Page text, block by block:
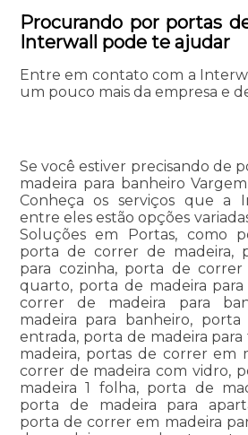
Procurando por portas
Interwall pode te ajudar
Entre em contato com a
um pouco mais da empresa e
Se você estiver precisando de
madeira para banheiro
Conheça os serviços que a
entre eles estão opções
Soluções em Portas, como
porta de correr de madeira,
para cozinha, porta de correr
quarto, porta de madeira
correr de madeira para
madeira para banheiro,
entrada, porta de madeira
madeira, portas de correr em
correr de madeira com vidro,
madeira 1 folha, porta de
porta de madeira para
porta de correr em madeira